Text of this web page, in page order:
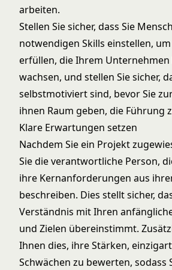
arbeiten.
Stellen Sie sicher, dass Sie
notwendigen Skills einstellen,
erfüllen, die Ihrem Unternehmen
wachsen, und stellen Sie sicher,
selbstmotiviert sind, bevor Sie
ihnen Raum geben, die Führung
Klare Erwartungen setzen
Nachdem Sie ein Projekt
Sie die verantwortliche Person,
ihre Kernanforderungen aus
beschreiben. Dies stellt sicher,
Verständnis mit Ihren
und Zielen übereinstimmt.
Ihnen dies, ihre Stärken,
Schwächen zu bewerten, sodass